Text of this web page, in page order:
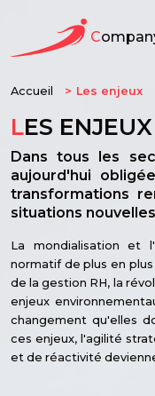
C
Accueil Les enjeux
LES ENJEUX
Dans tous les
aujourd'hui
transformations
situations
La mondialisation et
normatif de plus en
de la gestion RH, la
enjeux
changement qu'elles
ces enjeux, l'agilité
et de réactivité